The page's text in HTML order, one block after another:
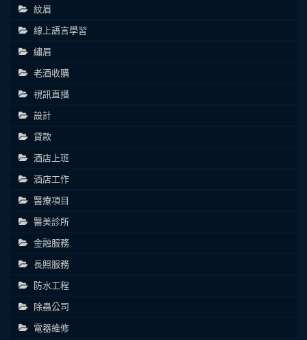
紋眉
線上語言學習
繡眉
老酒收購
視訊直播
設計
貸款
酒店上班
酒店工作
醫療項目
醫美診所
金融服務
長照服務
防水工程
除蟲公司
電器維修